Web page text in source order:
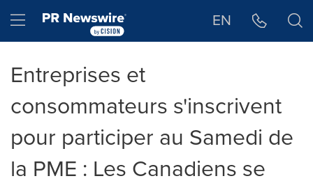
Hamburger menu EN
Entreprises et
consommateurs s'inscrivent
pour participer au Samedi de
la PME : Les Canadiens se